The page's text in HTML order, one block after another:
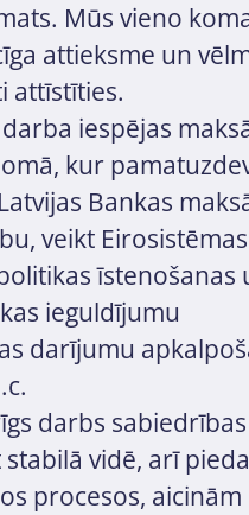
Mūs vieno
attieksme un
attīstīties.
iespējas
kur
Bankas
veikt Eirosistēmas
īstenošanas
ieguldījumu
darījumu
darbs
stabilā vidē, arī
procesos, aicinām